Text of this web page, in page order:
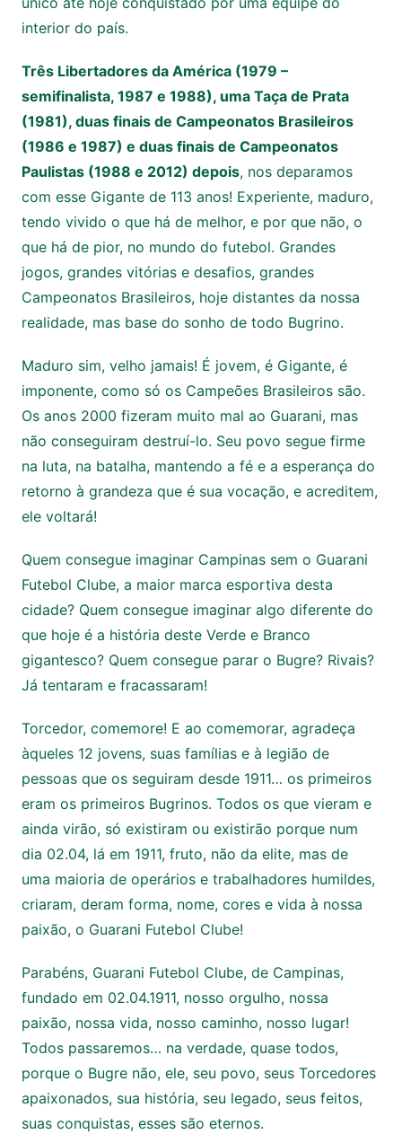
interior do país.
Três Libertadores da América (1979 –
semifinalista, 1987 e 1988), uma Taça de Prata
(1981), duas finais de Campeonatos Brasileiros
(1986 e 1987) e duas finais de Campeonatos
Paulistas (1988 e 2012) depois, nos deparamos
com esse Gigante de 113 anos! Experiente, maduro,
tendo vivido o que há de melhor, e por que não, o
que há de pior, no mundo do futebol. Grandes
jogos, grandes vitórias e desafios, grandes
Campeonatos Brasileiros, hoje distantes da nossa
realidade, mas base do sonho de todo Bugrino.
Maduro sim, velho jamais! É jovem, é Gigante, é
imponente, como só os Campeões Brasileiros são.
Os anos 2000 fizeram muito mal ao Guarani, mas
não conseguiram destruí-lo. Seu povo segue firme
na luta, na batalha, mantendo a fé e a esperança do
retorno à grandeza que é sua vocação, e acreditem,
ele voltará!
Quem consegue imaginar Campinas sem o Guarani
Futebol Clube, a maior marca esportiva desta
cidade? Quem consegue imaginar algo diferente do
que hoje é a história deste Verde e Branco
gigantesco? Quem consegue parar o Bugre? Rivais?
Já tentaram e fracassaram!
Torcedor, comemore! E ao comemorar, agradeça
àqueles 12 jovens, suas famílias e à legião de
pessoas que os seguiram desde 1911… os primeiros
eram os primeiros Bugrinos. Todos os que vieram e
ainda virão, só existiram ou existirão porque num
dia 02.04, lá em 1911, fruto, não da elite, mas de
uma maioria de operários e trabalhadores humildes,
criaram, deram forma, nome, cores e vida à nossa
paixão, o Guarani Futebol Clube!
Parabéns, Guarani Futebol Clube, de Campinas,
fundado em 02.04.1911, nosso orgulho, nossa
paixão, nossa vida, nosso caminho, nosso lugar!
Todos passaremos… na verdade, quase todos,
porque o Bugre não, ele, seu povo, seus Torcedores
apaixonados, sua história, seu legado, seus feitos,
suas conquistas, esses são eternos.